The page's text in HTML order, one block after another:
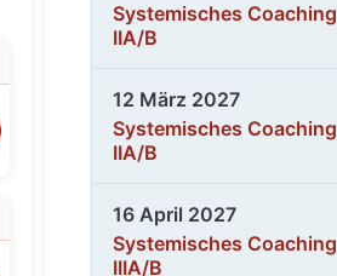
Systemisches Coaching
IIA/B
12 März 2027
Systemisches Coaching
IIA/B
16 April 2027
Systemisches Coaching
IIIA/B